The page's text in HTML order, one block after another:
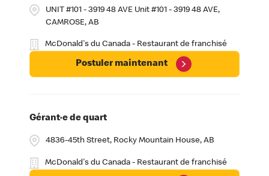
UNIT #101 - 3919 48 AVE Unit #101 - 3919 48 AVE,
CAMROSE, AB
McDonald's du Canada - Restaurant de franchisé
Postuler maintenant
Gérant·e de quart
4836-45th Street, Rocky Mountain House, AB
McDonald's du Canada - Restaurant de franchisé